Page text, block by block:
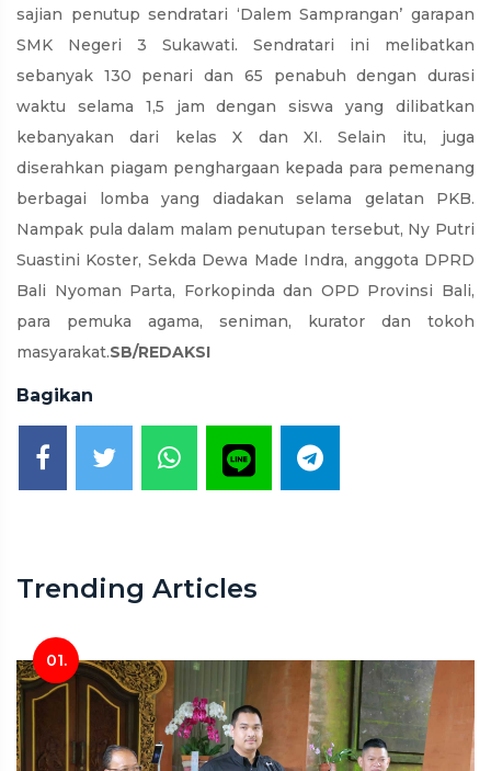
sajian penutup sendratari ‘Dalem Samprangan’ garapan
SMK Negeri 3 Sukawati. Sendratari ini melibatkan
sebanyak 130 penari dan 65 penabuh dengan durasi
waktu selama 1,5 jam dengan siswa yang dilibatkan
kebanyakan dari kelas X dan XI. Selain itu, juga
diserahkan piagam penghargaan kepada para pemenang
berbagai lomba yang diadakan selama gelatan PKB.
Nampak pula dalam malam penutupan tersebut, Ny Putri
Suastini Koster, Sekda Dewa Made Indra, anggota DPRD
Bali Nyoman Parta, Forkopinda dan OPD Provinsi Bali,
para pemuka agama, seniman, kurator dan tokoh
masyarakat.SB/REDAKSI
Bagikan
Trending Articles
01.